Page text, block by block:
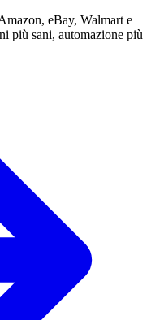
eBay, Walmart e
più sani, automazione più